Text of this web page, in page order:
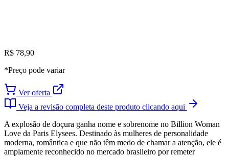
R$ 78,90
*Preço pode variar
Ver oferta
Veja a revisão completa deste produto clicando aqui
A explosão de doçura ganha nome e sobrenome no Billion Woman
Love da Paris Elysees. Destinado às mulheres de personalidade
moderna, romântica e que não têm medo de chamar a atenção, ele é
amplamente reconhecido no mercado brasileiro por remeter